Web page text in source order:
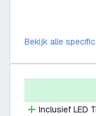
Bekijk alle
Inclusief LED